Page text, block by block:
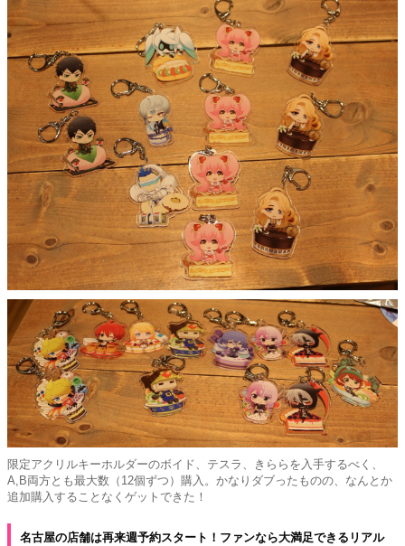
限定アクリルキーホルダーのボイド、テスラ、きららを入手するべく、
A,B両方とも最大数（12個ずつ）購入。かなりダブったものの、なんとか
追加購入することなくゲットできた！
名古屋の店舗は再来週予約スタート！ファンなら大満足できるリアル